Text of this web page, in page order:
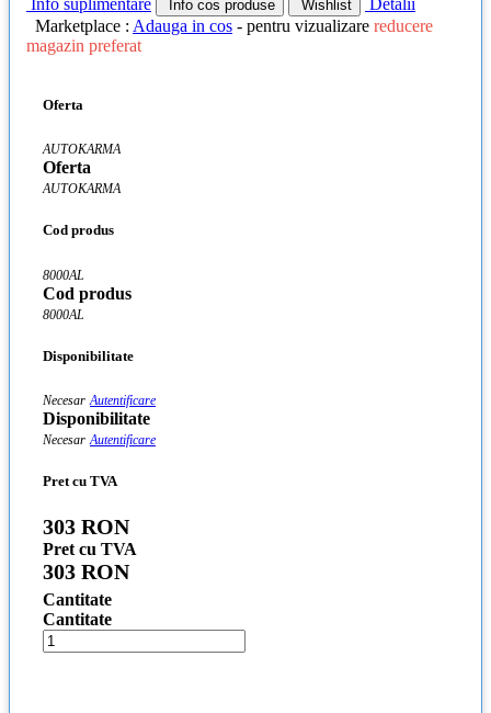
Info cos produse Wishlist
Marketplace : Adauga in cos - pentru vizualizare reducere
magazin preferat
Oferta
AUTOKARMA
Oferta
AUTOKARMA
Cod produs
8000AL
Cod produs
8000AL
Disponibilitate
Necesar Autentificare
Disponibilitate
Necesar Autentificare
Pret cu TVA
303 RON
Pret cu TVA
303 RON
Cantitate
Cantitate